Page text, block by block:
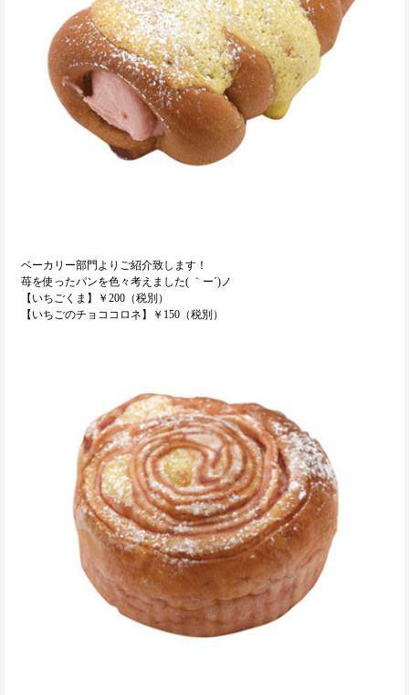
ベーカリー部門よりご紹介致します！
苺を使ったパンを色々考えました( ｀ー´)ノ
【いちごくま】￥200（税別）
【いちごのチョココロネ】￥150（税別）